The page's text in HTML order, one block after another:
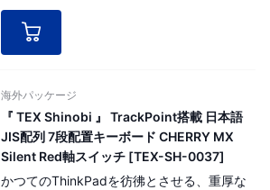
りませんのでご注意ください。キースイッチ
は別途ご用意頂く必要がございます。
海外パッケージ
『 TEX Shinobi 』 TrackPoint搭載 日本語
JIS配列 7段配置キーボード CHERRY MX
Silent Red軸スイッチ [TEX-SH-0037]
かつてのThinkPadを彷彿とさせる、重厚な